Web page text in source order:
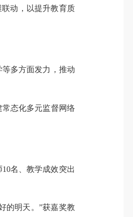
动，以提升教育质
多方面发力，推动
态化多元监督网络
名、教学成效突出
的明天。”获嘉奖教